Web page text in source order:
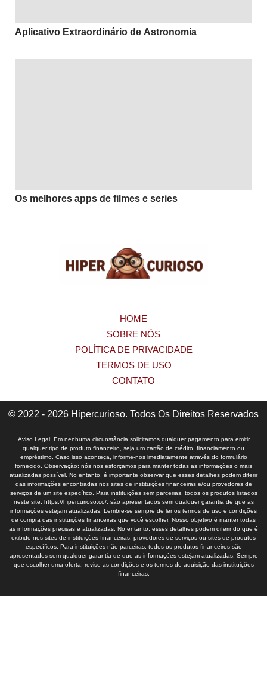
Aplicativo Extraordinário de Astronomia
Os melhores apps de filmes e series
HOME
SOBRE NÓS
POLÍTICA DE PRIVACIDADE
TERMOS DE USO
CONTATO
© 2022 - 2026 Hipercurioso. Todos Os Direitos Reservados
Aviso Legal: Em nenhuma circunstância solicitamos qualquer pagamento para emitir
qualquer tipo de produto financeiro, seja um cartão de crédito, financiamento ou
empréstimo. Caso isso aconteça, informe-nos imediatamente através do formulário
fornecido. Observação: nós nos esforçamos para manter todas as informações o mais
atualizadas possível. No entanto, é importante observar que esses detalhes podem diferir
das informações encontradas nos sites de instituições financeiras e/ou provedores de
serviços de um site específico. Para instituições sem parcerias, todos os produtos listados
neste site, https://hipercurioso.co/, são apresentados sem qualquer garantia de que as
informações estejam atualizadas. Lembre-se sempre de ler os termos de uso e condições
de compra das instituições financeiras que você escolher. Nosso objetivo é manter todas
as informações precisas e atualizadas. No entanto, esses detalhes podem diferir do que é
exibido nos sites de instituições financeiras, provedores de serviços ou sites de produtos
específicos. Para instituições não parceiras, todos os produtos financeiros são
apresentados sem qualquer garantia de que as informações estejam atualizadas. Sempre
que escolher uma oferta, revise as condições e os termos de aquisição das instituições
financeiras.